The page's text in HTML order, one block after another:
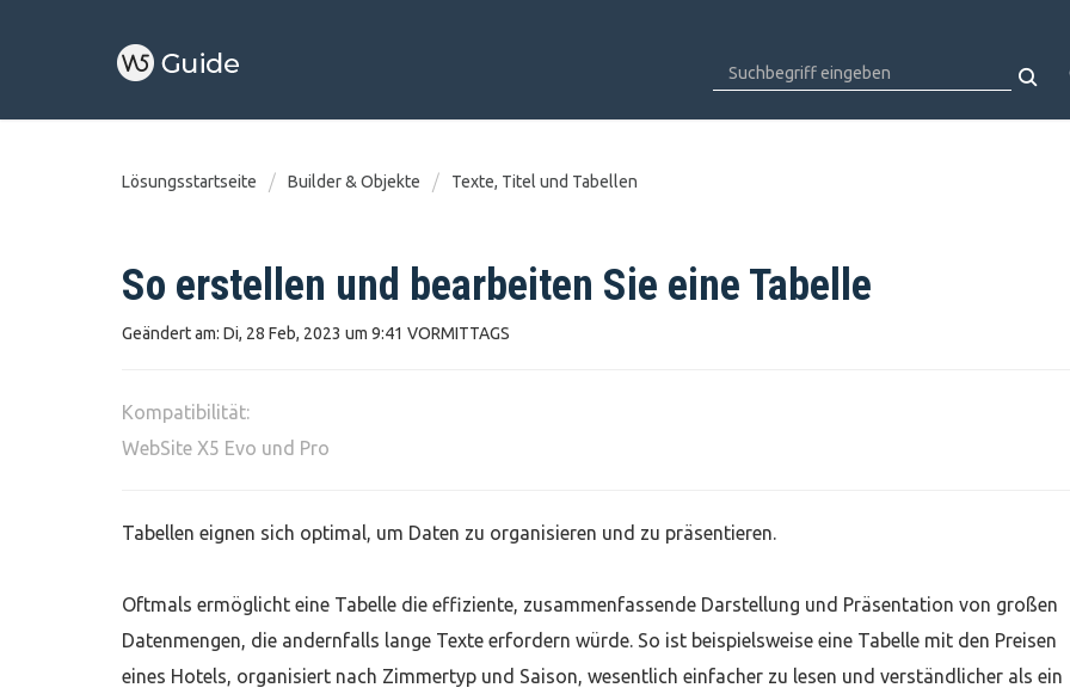
Lösungsstartseite Builder & Objekte Texte, Titel und Tabellen
So erstellen und bearbeiten Sie eine Tabelle
Geändert am: Di, 28 Feb, 2023 um 9:41 VORMITTAGS
Kompatibilität:
WebSite X5 Evo und Pro
Tabellen eignen sich optimal, um Daten zu organisieren und zu präsentieren.
Oftmals ermöglicht eine Tabelle die effiziente, zusammenfassende Darstellung und Präsentation von großen
Datenmengen, die andernfalls lange Texte erfordern würde. So ist beispielsweise eine Tabelle mit den Preisen
eines Hotels, organisiert nach Zimmertyp und Saison, wesentlich einfacher zu lesen und verständlicher als ein